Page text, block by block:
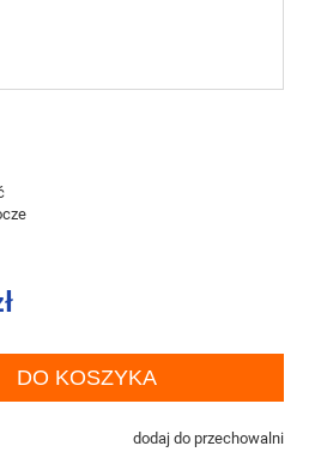
DO KOSZYKA
dodaj do przechowalni